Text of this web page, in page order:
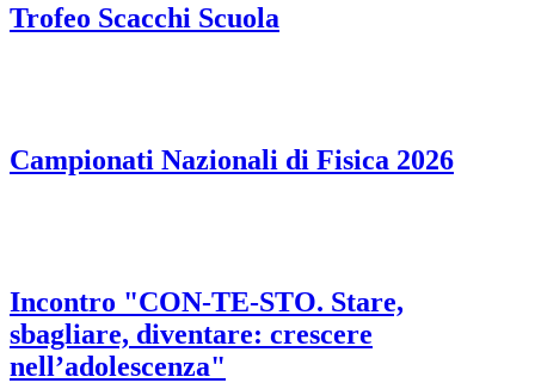
Trofeo Scacchi Scuola
Campionati Nazionali di Fisica 2026
Incontro "CON-TE-STO. Stare,
sbagliare, diventare: crescere
nell’adolescenza"